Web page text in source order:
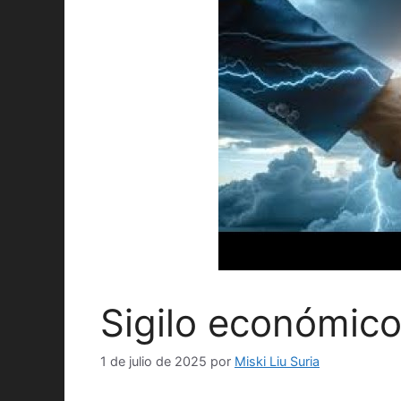
Sigilo económico
1 de julio de 2025 por Miski Liu Suria